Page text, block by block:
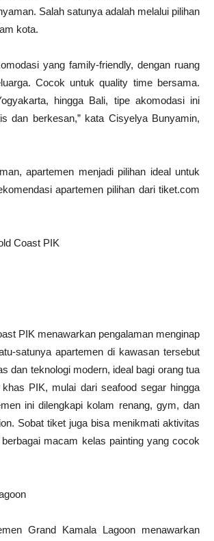
Salah satunya adalah melalui pilihan
kota.
yang family-friendly, dengan ruang
Cocok untuk quality time bersama.
hingga Bali, tipe akomodasi ini
dan berkesan,” kata Cisyelya Bunyamin,
apartemen menjadi pilihan ideal untuk
apartemen pilihan dari tiket.com
Coast PIK
PIK menawarkan pengalaman menginap
satunya apartemen di kawasan tersebut
dan teknologi modern, ideal bagi orang tua
PIK, mulai dari seafood segar hingga
ini dilengkapi kolam renang, gym, dan
Sobat tiket juga bisa menikmati aktivitas
macam kelas painting yang cocok
Grand Kamala Lagoon menawarkan